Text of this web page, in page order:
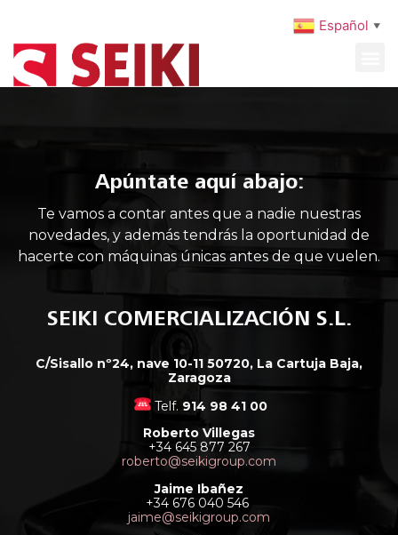
Apúntate aquí abajo:
Te vamos a contar antes que a nadie nuestras
novedades, y además tendrás la oportunidad de
hacerte con máquinas únicas antes de que vuelen.
SEIKI COMERCIALIZACIÓN S.L.
C/Sisallo nº24, nave 10-11 50720, La Cartuja Baja,
Zaragoza
Telf. 914 98 41 00
Roberto Villegas
+34 645 877 267
roberto@seikigroup.com
Jaime Ibañez
+34 676 040 546
jaime@seikigroup.com
Español ▼